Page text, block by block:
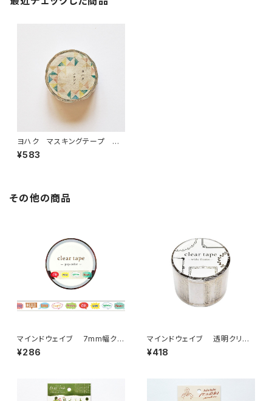
ヨハク マスキングテープ ハ
ナゾノ Y-072
¥583
その他の商品
マインドウェイブ 7mm幅クリ
アテープ箔押し 95643 pop c
olor 吹き出し
¥286
マインドウェイブ 透明クリア
テープ95424 wide frameワ
イド 30mm
¥418